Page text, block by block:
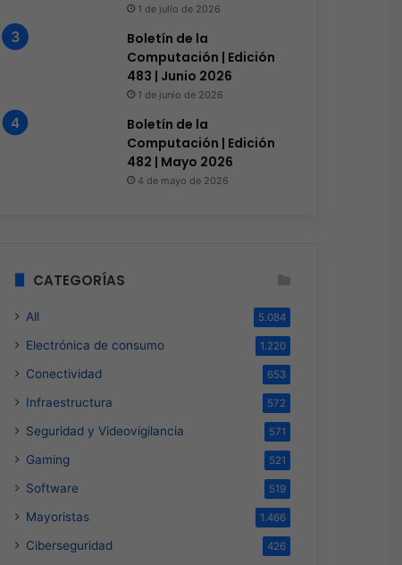
El 73% de las empresas en
que el phishing sigue
1 de julio de 2026
Boletín de la
Computación | Edición
483 | Junio 2026
1 de junio de 2026
Boletín de la
Computación | Edición
482 | Mayo 2026
4 de mayo de 2026
CATEGORÍAS
All 5.084
Electrónica de consumo 1.220
Conectividad 653
Infraestructura 572
Seguridad y Videovigilancia 571
Gaming 521
Software 519
Mayoristas 1.466
Ciberseguridad 426